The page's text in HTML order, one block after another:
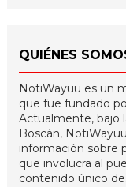
QUIÉNES
NotiWayuu es un
que fue fundado
Actualmente, bajo
Boscán,
información sobre
que involucra al
contenido único